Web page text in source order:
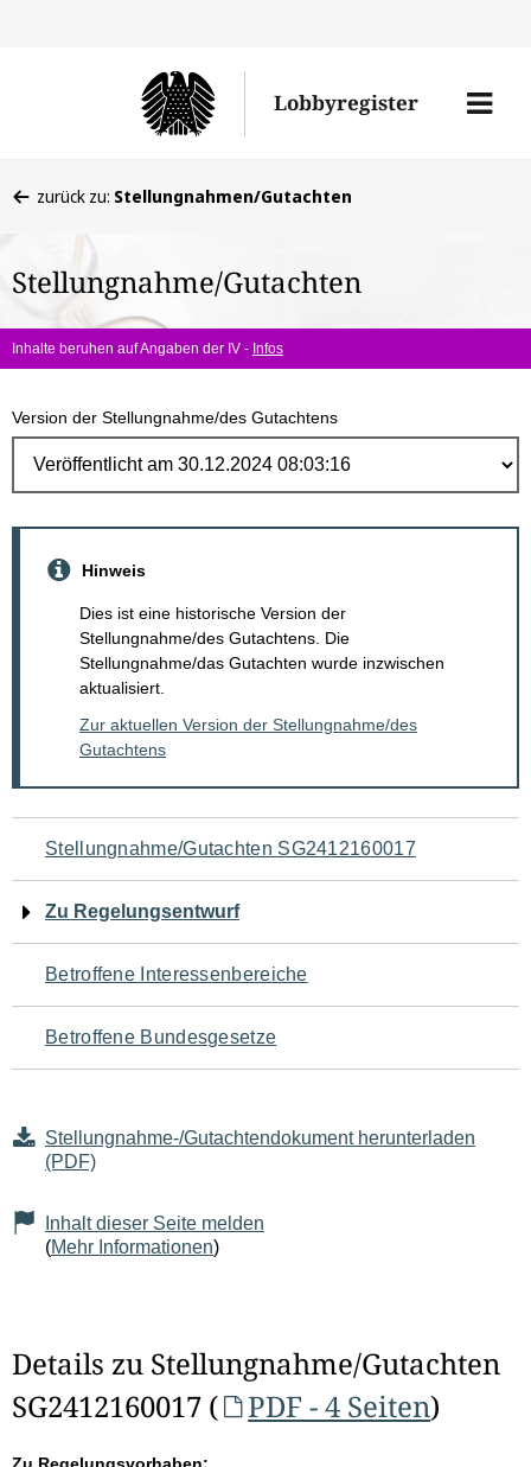
Lobbyregister
Menü
befinden
hier:
zurück zu: Stellungnahmen/Gutachten
Stellungnahme/Gutachten
Inhalte beruhen auf Angaben der IV - Infos
Version der Stellungnahme/des Gutachtens
Hinweis
Dies ist eine historische Version der
Stellungnahme/des Gutachtens. Die
Stellungnahme/das Gutachten wurde inzwischen
aktualisiert.
Zur aktuellen Version der Stellungnahme/des
Gutachtens
Navigation
für
den
Seiteninhalt
Stellungnahme/Gutachten SG2412160017
Zu Regelungsentwurf
Betroffene Interessenbereiche
Betroffene Bundesgesetze
Stellungnahme-/Gutachtendokument herunterladen
(PDF)
Inhalt dieser Seite melden
(Mehr Informationen)
Details zu Stellungnahme/Gutachten
SG2412160017 (
PDF - 4 Seiten)